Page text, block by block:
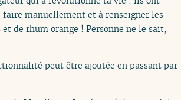
faire manuellement et à renseigner les
de rhum orange ! Personne ne le sait,
peut être ajoutée en passant par